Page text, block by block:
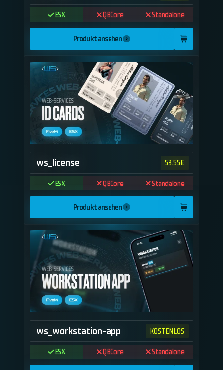
ESX QBCore Standalone
Produkt ansehen
ws_license 53.55€
ESX QBCore Standalone
Produkt ansehen
ws_workstation-app KOSTENLOS
ESX QBCore Standalone